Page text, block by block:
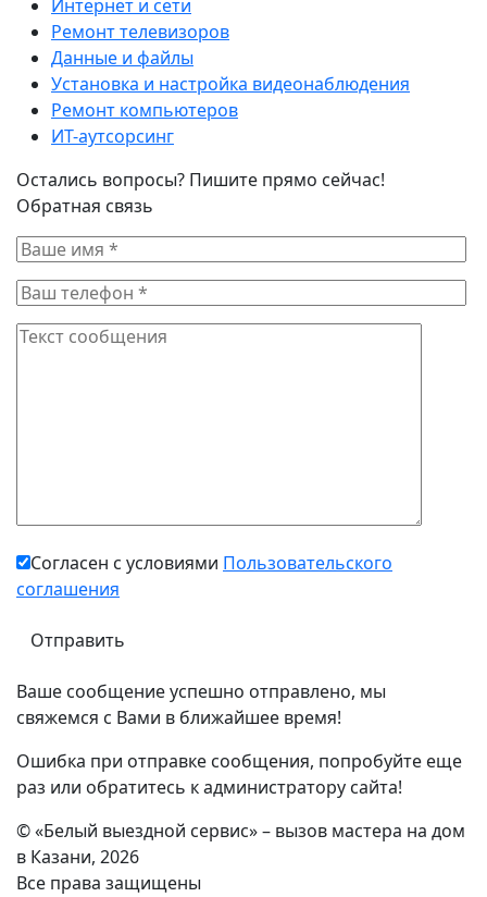
Интернет и сети
Ремонт телевизоров
Данные и файлы
Установка и настройка видеонаблюдения
Ремонт компьютеров
ИТ-аутсорсинг
Остались вопросы? Пишите прямо сейчас!
Обратная связь
Согласен с условиями Пользовательского
соглашения
Ваше сообщение успешно отправлено, мы
свяжемся с Вами в ближайшее время!
Ошибка при отправке сообщения, попробуйте еще
раз или обратитесь к администратору сайта!
© «Белый выездной сервис» – вызов мастера на дом
в Казани, 2026
Все права защищены